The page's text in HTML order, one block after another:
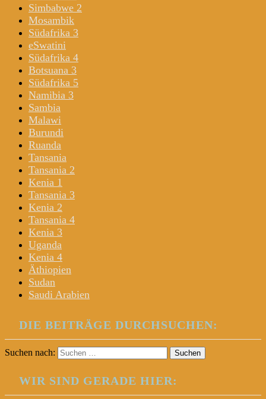
Simbabwe 2
Mosambik
Südafrika 3
eSwatini
Südafrika 4
Botsuana 3
Südafrika 5
Namibia 3
Sambia
Malawi
Burundi
Ruanda
Tansania
Tansania 2
Kenia 1
Tansania 3
Kenia 2
Tansania 4
Kenia 3
Uganda
Kenia 4
Äthiopien
Sudan
Saudi Arabien
DIE BEITRÄGE DURCHSUCHEN:
Suchen nach:
WIR SIND GERADE HIER: